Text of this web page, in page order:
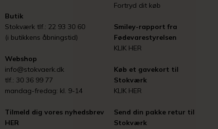
Butik
Stokværk tlf.: 22 93 30 60
(i butikkens åbningstid)
Webshop
info@stokvaerk.dk
tlf.: 30 36 99 77
mandag-fredag: kl. 9-14
Tilmeld dig vores nyhedsbrev
HER
Fortryd dit køb
Smiley-rapport fra
Fødevarestyrelsen
KLIK HER
Køb et gavekort til
Stokværk
KLIK HER
Send din pakke retur til
Stokværk